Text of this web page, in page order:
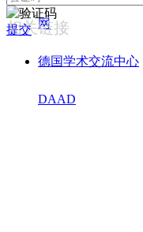
网
德国学术交流中心
DAAD
相关链接
提交